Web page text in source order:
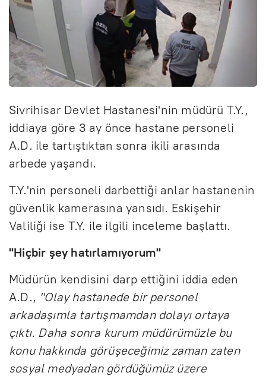
Sivrihisar Devlet Hastanesi'nin müdürü T.Y.,
iddiaya göre 3 ay önce hastane personeli
A.D. ile tartıştıktan sonra ikili arasında
arbede yaşandı.
T.Y.'nin personeli darbettiği anlar hastanenin
güvenlik kamerasına yansıdı. Eskişehir
Valiliği ise T.Y. ile ilgili inceleme başlattı.
"Hiçbir şey hatırlamıyorum"
Müdürün kendisini darp ettiğini iddia eden
A.D., "Olay hastanede bir personel
arkadaşımla tartışmamdan dolayı ortaya
çıktı. Daha sonra kurum müdürümüzle bu
konu hakkında görüşeceğimiz zaman zaten
sosyal medyadan gördüğümüz üzere